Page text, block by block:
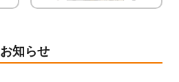
お知らせ